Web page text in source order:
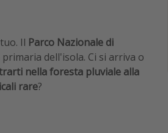
Il Parco Nazionale di
dell'isola. Ci si arriva o
nella foresta pluviale alla
rare?